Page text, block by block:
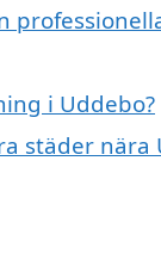
i Uddebo?
städer nära